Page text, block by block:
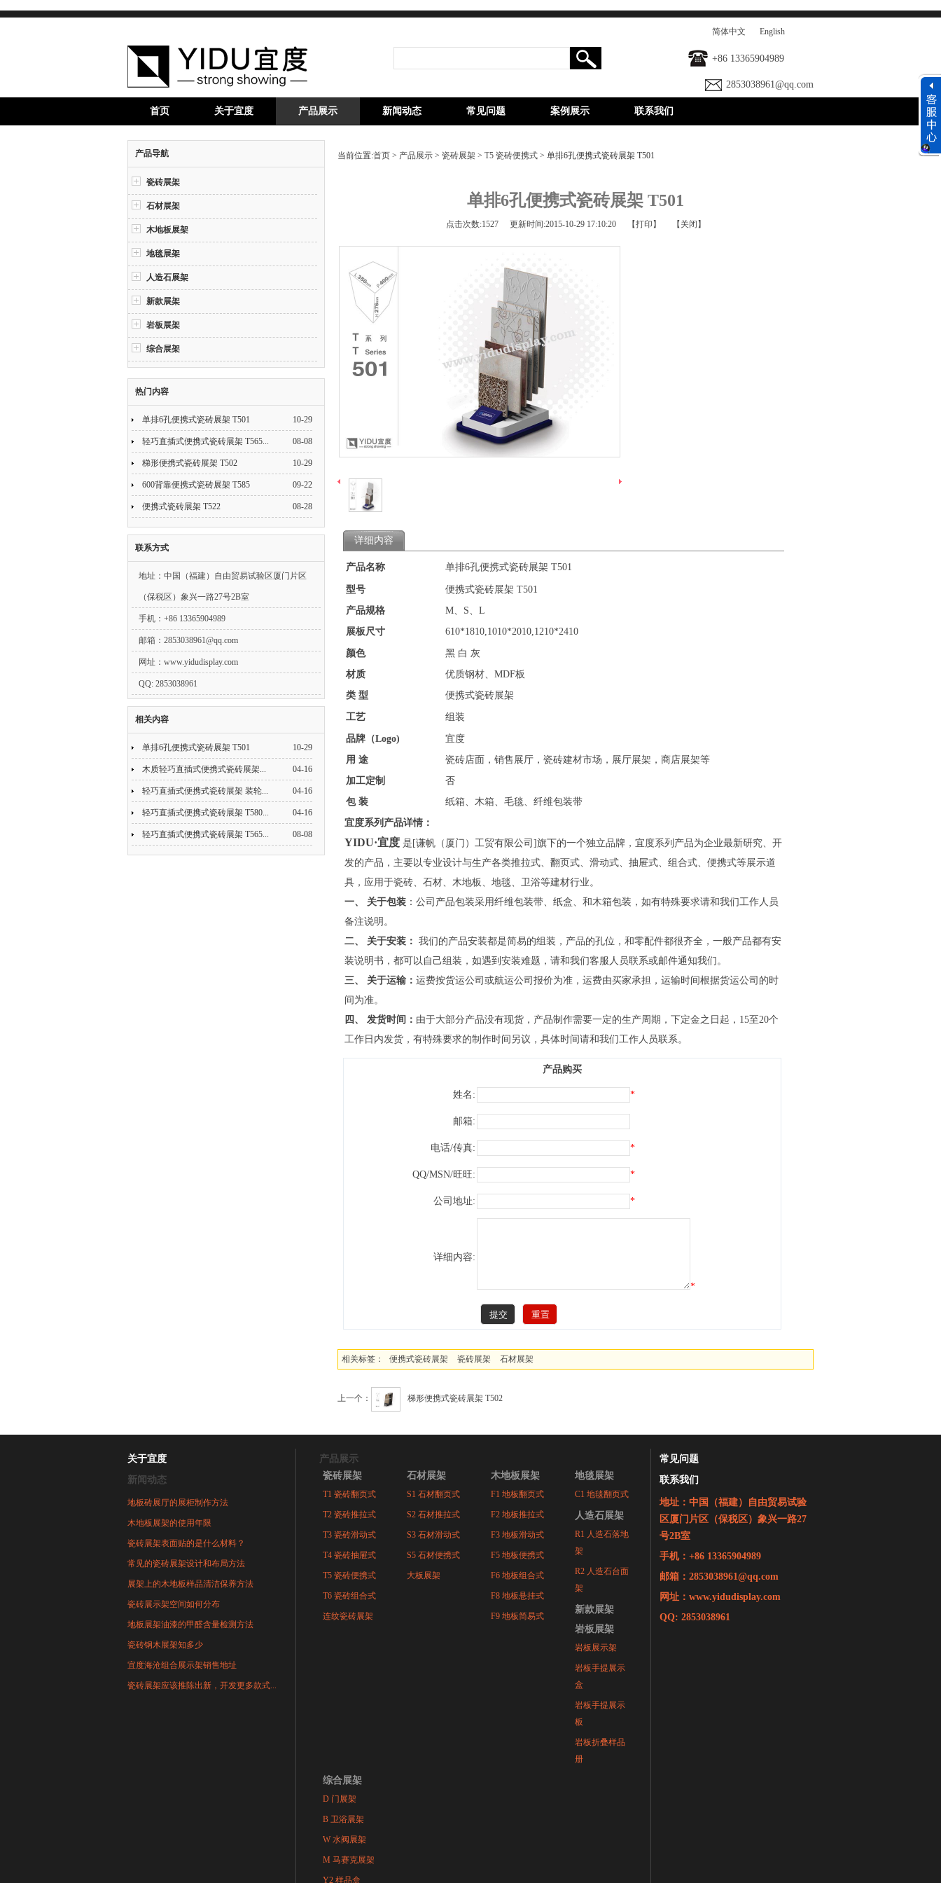
简体中文 English
+86 13365904989
2853038961@qq.com
首页 关于宜度 产品展示 新闻动态 常见问题 案例展示 联系我们
产品导航
瓷砖展架
石材展架
木地板展架
地毯展架
人造石展架
新款展架
岩板展架
综合展架
热门内容
单排6孔便携式瓷砖展架 T501 10-29
轻巧直插式便携式瓷砖展架 T565... 08-08
梯形便携式瓷砖展架 T502 10-29
600背靠便携式瓷砖展架 T585 09-22
便携式瓷砖展架 T522 08-28
联系方式
地址：中国（福建）自由贸易试验区厦门片区
（保税区）象兴一路27号2B室
手机：+86 13365904989
邮箱： 2853038961@qq.com
网址：www.yidudisplay.com
QQ: 2853038961
相关内容
单排6孔便携式瓷砖展架 T501 10-29
木质轻巧直插式便携式瓷砖展架... 04-16
轻巧直插式便携式瓷砖展架 装轮... 04-16
轻巧直插式便携式瓷砖展架 T580... 04-16
轻巧直插式便携式瓷砖展架 T565... 08-08
当前位置:首页 > 产品展示 > 瓷砖展架 > T5 瓷砖便携式 > 单排6孔便携式瓷砖展架 T501
单排6孔便携式瓷砖展架 T501
点击次数:1527 更新时间:2015-10-29 17:10:20 【打印】 【关闭】
详细内容
产品名称 单排6孔便携式瓷砖展架 T501
型号
便携式瓷砖展架 T501
产品规格
M、S、L
展板尺寸
610*1810,1010*2010,1210*2410
颜色
黑 白 灰
材质
优质钢材、MDF板
类 型
便携式瓷砖展架
工艺 组装
品牌（Logo)
宜度
用 途
瓷砖店面，销售展厅，瓷砖建材市场，展厅展架，商店展架等
加工定制
否
包 装
纸箱、木箱、毛毯、纤维包装带
宜度系列产品详情：
YIDU·宜度 是[谦帆（厦门）工贸有限公司]旗下的一个独立品牌，宜度系列产品为企业最新研究、开
发的产品，主要以专业设计与生产各类推拉式、翻页式、滑动式、抽屉式、组合式、便携式等展示道
具，应用于瓷砖、石材、木地板、地毯、卫浴等建材行业。
一、 关于包装 ：公司产品包装采用纤维包装带、纸盒、和木箱包装，如有特殊要求请和我们工作人员
备注说明。
二、 关于安装： 我们的产品安装都是简易的组装，产品的孔位，和零配件都很齐全，一般产品都有安
装说明书，都可以自己组装，如遇到安装难题，请和我们客服人员联系或邮件通知我们。
三、 关于运输： 运费按货运公司或航运公司报价为准，运费由买家承担，运输时间根据货运公司的时
间为准。
四、 发货时间： 由于大部分产品没有现货，产品制作需要一定的生产周期，下定金之日起，15至20个
工作日内发货，有特殊要求的制作时间另议，具体时间请和我们工作人员联系。
产品购买
姓名: *
邮箱:
电话/传真: *
QQ/MSN/旺旺: *
公司地址: *
详细内容:
*
相关标签： 便携式瓷砖展架 瓷砖展架 石材展架
上一个： 梯形便携式瓷砖展架 T502
关于宜度
新闻动态
地板砖展厅的展柜制作方法
木地板展架的使用年限
瓷砖展架表面贴的是什么材料？
常见的瓷砖展架设计和布局方法
展架上的木地板样品清洁保养方法
瓷砖展示架空间如何分布
地板展架油漆的甲醛含量检测方法
瓷砖钢木展架知多少
宜度海沧组合展示架销售地址
瓷砖展架应该推陈出新，开发更多款式...
产品展示
瓷砖展架
T1 瓷砖翻页式
T2 瓷砖推拉式
T3 瓷砖滑动式
T4 瓷砖抽屉式
T5 瓷砖便携式
T6 瓷砖组合式
连纹瓷砖展架
石材展架
S1 石材翻页式
S2 石材推拉式
S3 石材滑动式
S5 石材便携式
大板展架
木地板展架
F1 地板翻页式
F2 地板推拉式
F3 地板滑动式
F5 地板便携式
F6 地板组合式
F8 地板悬挂式
F9 地板简易式
地毯展架
C1 地毯翻页式
人造石展架
R1 人造石落地
架
R2 人造石台面
架
新款展架
岩板展架
岩板展示架
岩板手提展示
盒
岩板手提展示
板
岩板折叠样品
册
综合展架
D 门展架
B 卫浴展架
W 水阀展架
M 马赛克展架
Y2 样品盒
常见问题
联系我们
地址：中国（福建）自由贸易试验
区厦门片区（保税区）象兴一路27
号2B室
手机：+86 13365904989
邮箱： 2853038961@qq.com
网址：www.yidudisplay.com
QQ: 2853038961